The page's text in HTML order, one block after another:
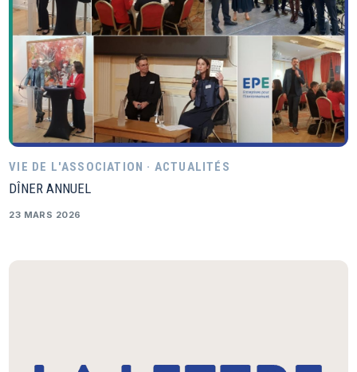
VIE DE L'ASSOCIATION · ACTUALITÉS
DÎNER ANNUEL
23 MARS 2026